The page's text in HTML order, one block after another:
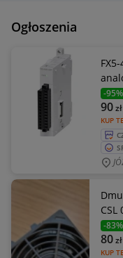
Ogłoszenia
-95%
KUP
90zł
CSL
-83%
KUP
80zł